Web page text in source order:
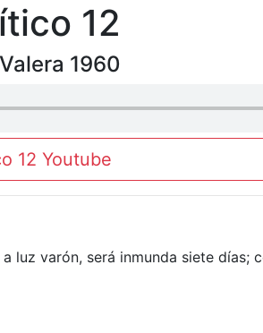
12
1960
12 Youtube
luz varón, será inmunda siete días;